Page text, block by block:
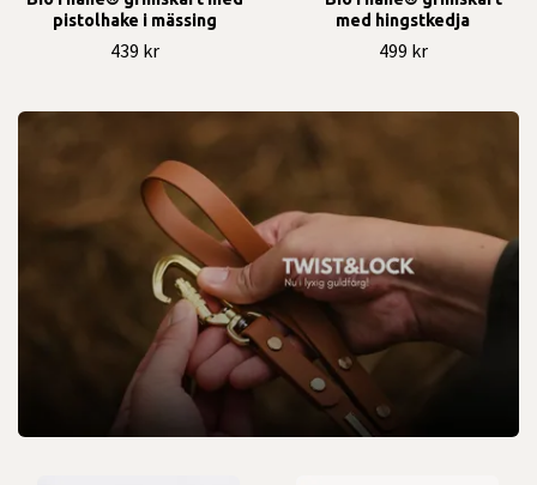
pistolhake i mässing
439 kr
med hingstkedja
499 kr